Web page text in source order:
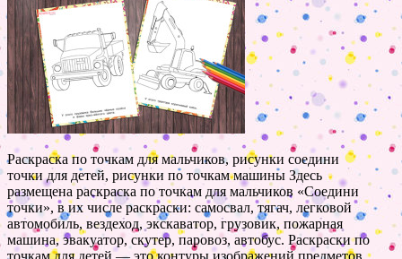
Раскраска по точкам для мальчиков, рисунки соедини
точки для детей, рисунки по точкам машины Здесь
размещена раскраска по точкам для мальчиков «Соедини
точки», в их числе раскраски: самосвал, тягач, легковой
автомобиль, вездеход, экскаватор, грузовик, пожарная
машина, эвакуатор, скутер, паровоз, автобус. Раскраски по